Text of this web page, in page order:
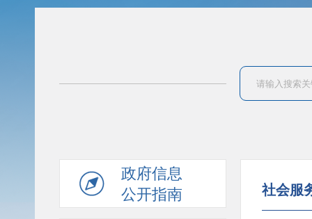
政府信息
公开指南
社会服